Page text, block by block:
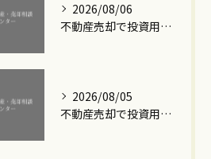
2026/08/06
不動産売却で投資用ワンルームマンションを高額で手放すための実践ステップと損失回避のポイント
2026/08/05
不動産売却で投資用ワンルームの築年数を見極める損を抑えるタイミングと賢い出口戦略